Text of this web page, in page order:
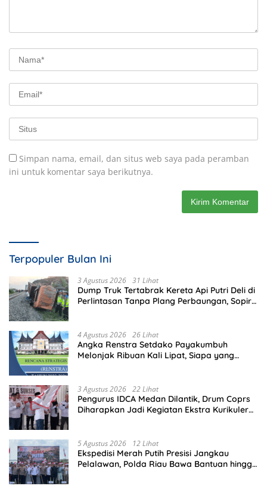
Simpan nama, email, dan situs web saya pada peramban
ini untuk komentar saya berikutnya.
Terpopuler Bulan Ini
3 Agustus 2026 31 Lihat
Dump Truk Tertabrak Kereta Api Putri Deli di
Perlintasan Tanpa Plang Perbaungan, Sopir
4 Agustus 2026 26 Lihat
Angka Renstra Setdako Payakumbuh
Melonjak Ribuan Kali Lipat, Siapa yang
3 Agustus 2026 22 Lihat
Pengurus IDCA Medan Dilantik, Drum Coprs
Diharapkan Jadi Kegiatan Ekstra Kurikuler
5 Agustus 2026 12 Lihat
Ekspedisi Merah Putih Presisi Jangkau
Pelalawan, Polda Riau Bawa Bantuan hingga